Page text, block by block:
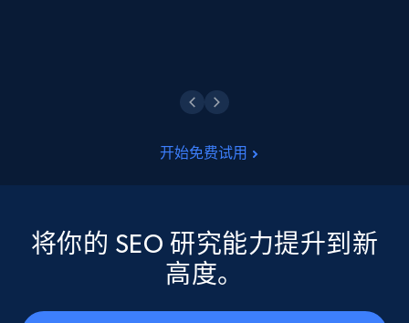
开始免费试用
将你的 SEO 研究能力提升到新
高度。